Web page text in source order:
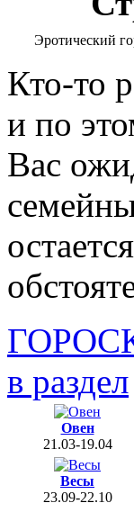
Эротический
Кто-то
и по
Вас
в раздел
Овен
21.03-19.04
Весы
23.09-22.10